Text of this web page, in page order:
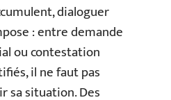
dialoguer
: entre demande
ou contestation
il ne faut pas
sa situation. Des